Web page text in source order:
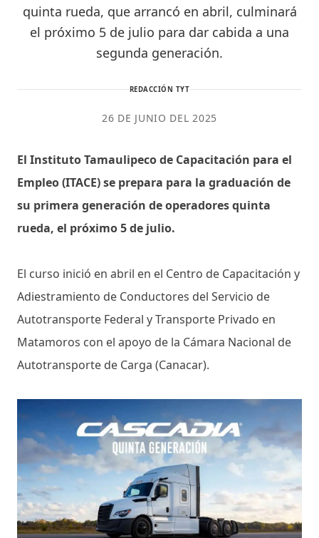
quinta rueda, que arrancó en abril, culminará
el próximo 5 de julio para dar cabida a una
segunda generación.
REDACCIÓN TYT
26 DE JUNIO DEL 2025
El Instituto Tamaulipeco de Capacitación para el
Empleo (ITACE) se prepara para la graduación de
su primera generación de operadores quinta
rueda, el próximo 5 de julio.
El curso inició en abril en el Centro de Capacitación y
Adiestramiento de Conductores del Servicio de
Autotransporte Federal y Transporte Privado en
Matamoros con el apoyo de la Cámara Nacional de
Autotransporte de Carga (Canacar).